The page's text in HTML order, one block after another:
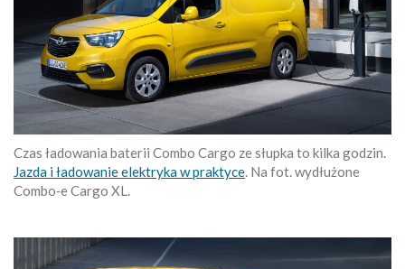
Czas ładowania baterii Combo Cargo ze słupka to kilka godzin.
Jazda i ładowanie elektryka w praktyce. Na fot. wydłużone
Combo‑e Cargo XL.